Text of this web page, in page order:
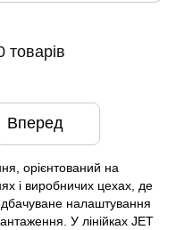
товарів
Вперед
орієнтований на
і виробничих цехах, де
налаштування
У лінійках JET